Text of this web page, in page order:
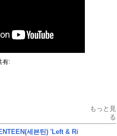
有:
もっと見
る
세븐틴) 'Left & Ri